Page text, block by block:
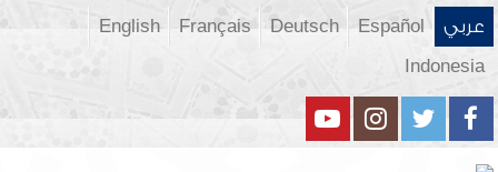
عربي Español
Deutsch
Français
English
Indonesia